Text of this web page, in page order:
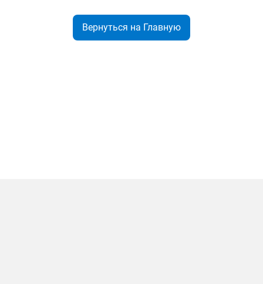
Вернуться на Главную